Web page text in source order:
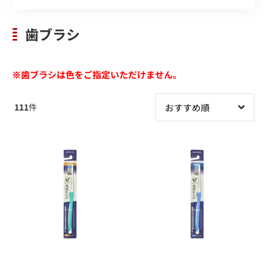
歯ブラシ
※歯ブラシは色をご指定いただけません。
111件